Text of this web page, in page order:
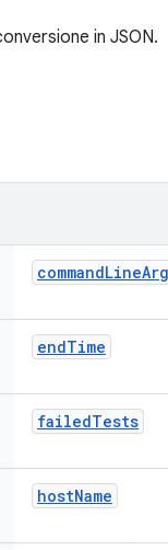
in JSON.
commandLine
endTime
failedTests
hostName